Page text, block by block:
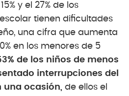
y el 27% de los
tienen dificultades
una cifra que aumenta
en los menores de 5
de los niños de menos
interrupciones del
una ocasión, de ellos el